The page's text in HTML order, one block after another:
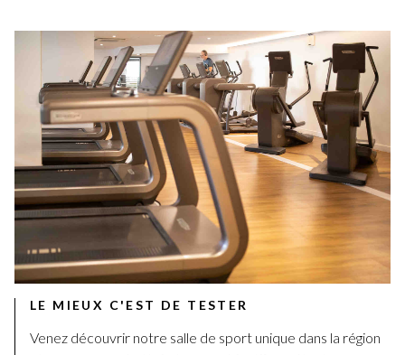
LE MIEUX C'EST DE TESTER
Venez découvrir notre salle de sport unique dans la région